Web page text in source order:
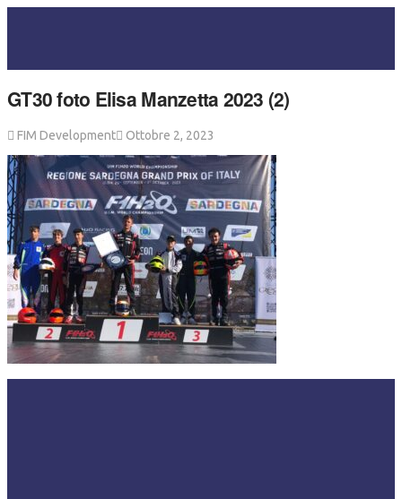
GT30 foto Elisa Manzetta 2023 (2)
FIM Development Ottobre 2, 2023